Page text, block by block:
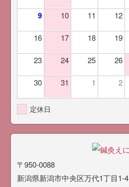
9 10 11 12
16 17 18 19
23 24 25 26
30 31 1 2
定休日
〒950-0088
新潟県新潟市中央区万代1丁目1-4